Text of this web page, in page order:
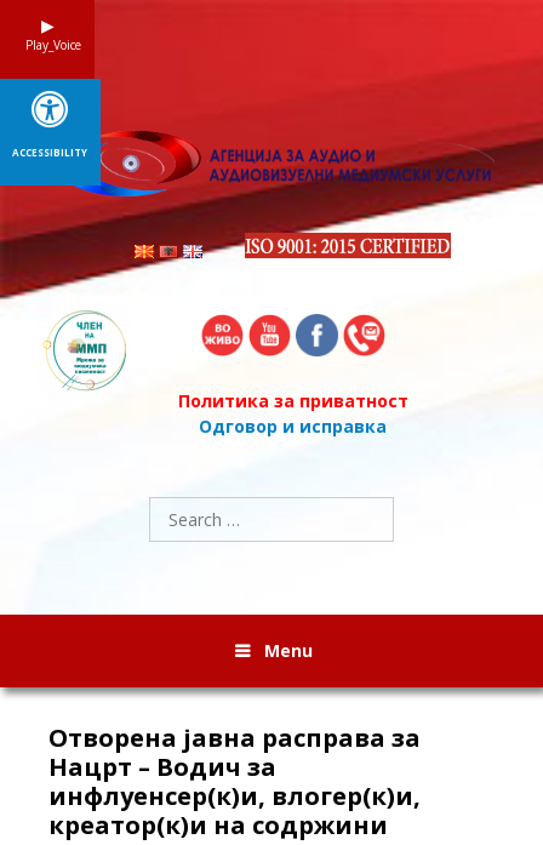
Политика за приватност
Одговор и исправка
Search
for:
Menu
Отворена јавна расправа за
Нацрт – Водич за
инфлуенсер(к)и, влогер(к)и,
креатор(к)и на содржини
Play_Voice
ACCESSIBILITY